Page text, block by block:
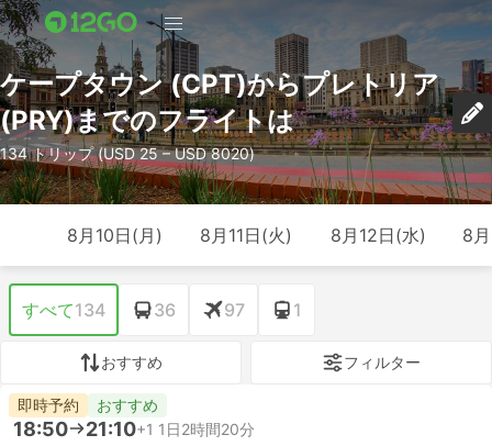
ケープタウン (CPT)からプレトリア
(PRY)までのフライトは
134 トリップ (USD 25 – USD 8020)
8月10日(月) 8月11日(火) 8月12日(水) 8
すべて134 36 97 1
おすすめ フィルター
即時予約 おすすめ
18:50 21:10+1 1日2時間20分